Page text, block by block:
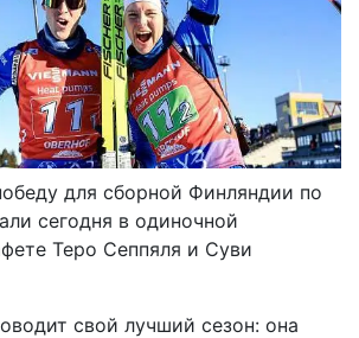
для сборной Финляндии по
сегодня в одиночной
Теро Сеппяля и Суви
свой лучший сезон: она